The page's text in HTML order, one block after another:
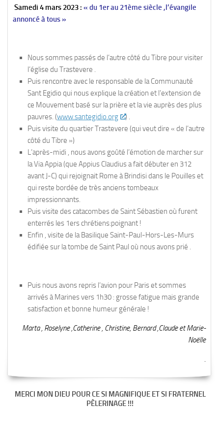
Samedi 4 mars 2023 : « du 1er au 21ème siècle ,l’évangile
annoncé à tous »
Nous sommes passés de l’autre côté du Tibre pour visiter
l’église du Trastevere .
Puis rencontre avec le responsable de la Communauté
Sant Egidio qui nous explique la création et l’extension de
ce Mouvement basé sur la prière et la vie auprès des plus
pauvres. (www.santegidio.org
) .
Puis visite du quartier Trastevere (qui veut dire « de l’autre
côté du Tibre »)
L’après-midi , nous avons goûté l’émotion de marcher sur
la Via Appia (que Appius Claudius a fait débuter en 312
avant J-C) qui rejoignait Rome à Brindisi dans le Pouilles et
qui reste bordée de très anciens tombeaux
impressionnants.
Puis visite des catacombes de Saint Sébastien où furent
enterrés les 1ers chrétiens:poignant !
Enfin , visite de la Basilique Saint-Paul-Hors-Les-Murs
édifiée sur la tombe de Saint Paul où nous avons prié .
Puis nous avons repris l’avion pour Paris et sommes
arrivés à Marines vers 1h30 : grosse fatigue mais grande
satisfaction et bonne humeur générale !
Marta , Roselyne ,Catherine , Christine, Bernard ,Claude et Marie-
Noëlle
.
MERCI MON DIEU POUR CE SI MAGNIFIQUE ET SI FRATERNEL
PÈLERINAGE !!!